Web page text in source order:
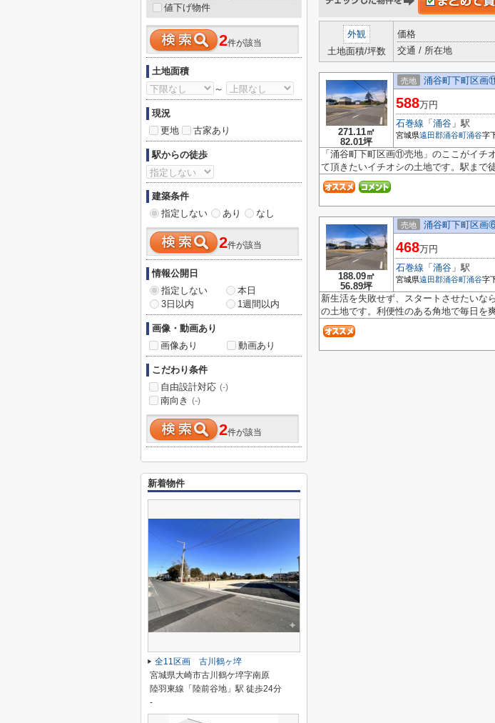
外観
土地面積/坪数
価格
交通 / 所在地
271.11㎡
82.01坪
売地 涌谷町下町区画
588万円
石巻線 「 涌谷 」駅
宮城県遠田郡涌谷町涌谷字
「涌谷町下町区画⑪売地」のここがイチ
て頂きたいイチオシの土地です。駅まで
188.09㎡
56.89坪
売地 涌谷町下町区画
468万円
石巻線 「 涌谷 」駅
宮城県遠田郡涌谷町涌谷字
新生活を失敗せず、スタートさせたいな
の土地です。利便性のある角地で毎日を
値下げ物件
2件が該当
土地面積
～
現況
更地
古家あり
駅からの徒歩
建築条件
指定しない
あり なし
2件が該当
情報公開日
指定しない
本日
3日以内
1週間以内
画像・動画あり
画像あり
動画あり
こだわり条件
自由設計対応 (-)
南向き (-)
2件が該当
新着物件
全11区画 古川鶴ヶ埣
宮城県大崎市古川鶴ケ埣字南原
陸羽東線「陸前谷地」駅 徒歩24分
-